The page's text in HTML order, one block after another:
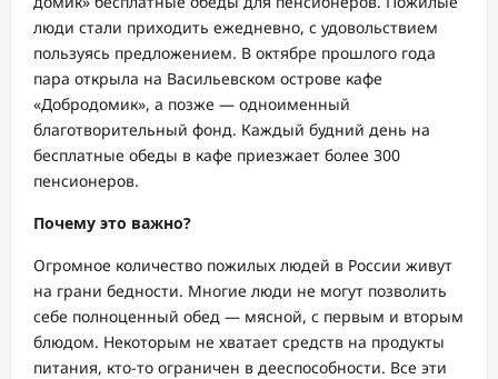
люди стали приходить ежедневно, с удовольствием
пользуясь предложением. В октябре прошлого года
пара открыла на Васильевском острове кафе
«Добродомик», а позже — одноименный
благотворительный фонд. Каждый будний день на
бесплатные обеды в кафе приезжает более 300
пенсионеров.
Почему это важно?
Огромное количество пожилых людей в России живут
на грани бедности. Многие люди не могут позволить
себе полноценный обед — мясной, с первым и вторым
блюдом. Некоторым не хватает средств на продукты
питания, кто-то ограничен в дееспособности. Все эти